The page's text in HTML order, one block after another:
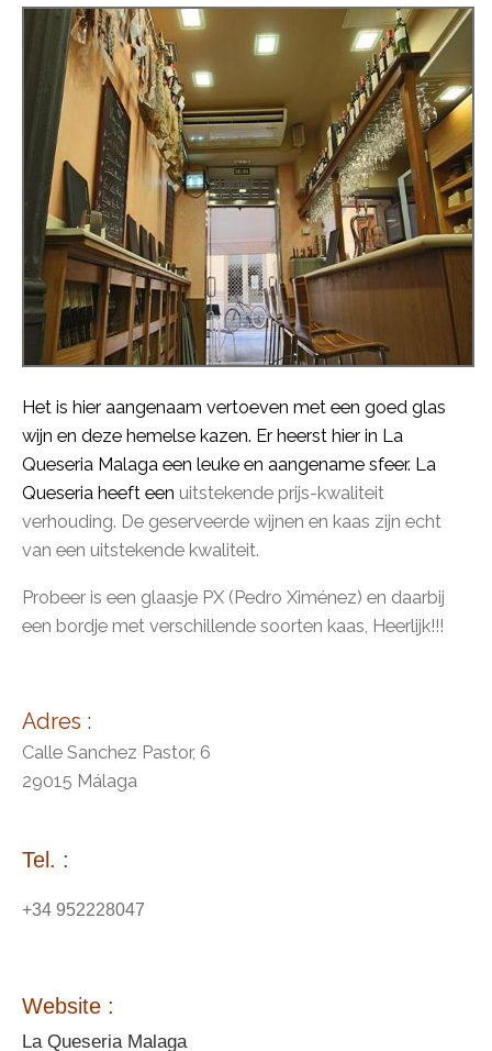
Het is hier aangenaam vertoeven met een goed glas
wijn en deze hemelse kazen. Er heerst hier in La
Queseria Malaga een leuke en aangename sfeer. La
Queseria heeft een uitstekende prijs-kwaliteit
verhouding. De geserveerde wijnen en kaas zijn echt
van een uitstekende kwaliteit.
Probeer is een glaasje PX (Pedro Ximénez) en daarbij
een bordje met verschillende soorten kaas, Heerlijk!!!
Adres :
Calle Sanchez Pastor, 6
29015 Málaga
Tel. :
+34 952228047
Website :
La Queseria Malaga